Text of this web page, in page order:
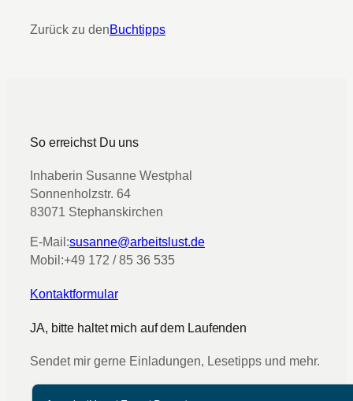
Zurück zu denBuchtipps
So erreichst Du uns
Inhaberin Susanne Westphal
Sonnenholzstr. 64
83071 Stephanskirchen
E-Mail:susanne@arbeitslust.de
Mobil:+49 172 / 85 36 535
Kontaktformular
JA, bitte haltet mich auf dem Laufenden
Sendet mir gerne Einladungen, Lesetipps und mehr.